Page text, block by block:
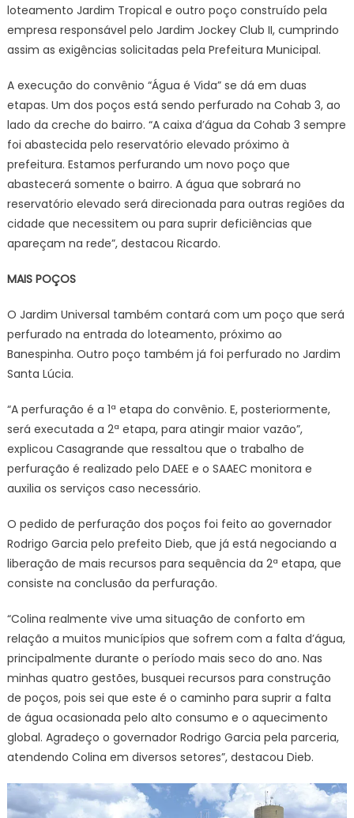
loteamento Jardim Tropical e outro poço construído pela
empresa responsável pelo Jardim Jockey Club II, cumprindo
assim as exigências solicitadas pela Prefeitura Municipal.
A execução do convênio “Água é Vida” se dá em duas
etapas. Um dos poços está sendo perfurado na Cohab 3, ao
lado da creche do bairro. “A caixa d’água da Cohab 3 sempre
foi abastecida pelo reservatório elevado próximo à
prefeitura. Estamos perfurando um novo poço que
abastecerá somente o bairro. A água que sobrará no
reservatório elevado será direcionada para outras regiões da
cidade que necessitem ou para suprir deficiências que
apareçam na rede”, destacou Ricardo.
MAIS POÇOS
O Jardim Universal também contará com um poço que será
perfurado na entrada do loteamento, próximo ao
Banespinha. Outro poço também já foi perfurado no Jardim
Santa Lúcia.
“A perfuração é a 1ª etapa do convênio. E, posteriormente,
será executada a 2ª etapa, para atingir maior vazão”,
explicou Casagrande que ressaltou que o trabalho de
perfuração é realizado pelo DAEE e o SAAEC monitora e
auxilia os serviços caso necessário.
O pedido de perfuração dos poços foi feito ao governador
Rodrigo Garcia pelo prefeito Dieb, que já está negociando a
liberação de mais recursos para sequência da 2ª etapa, que
consiste na conclusão da perfuração.
“Colina realmente vive uma situação de conforto em
relação a muitos municípios que sofrem com a falta d’água,
principalmente durante o período mais seco do ano. Nas
minhas quatro gestões, busquei recursos para construção
de poços, pois sei que este é o caminho para suprir a falta
de água ocasionada pelo alto consumo e o aquecimento
global. Agradeço o governador Rodrigo Garcia pela parceria,
atendendo Colina em diversos setores”, destacou Dieb.